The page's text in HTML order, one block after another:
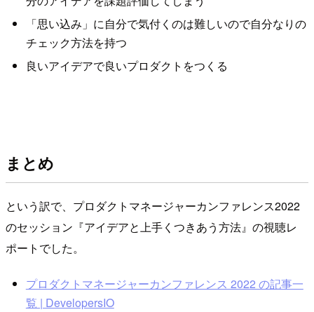
「思い込み」に自分で気付くのは難しいので自分なりの
チェック方法を持つ
良いアイデアで良いプロダクトをつくる
まとめ
という訳で、プロダクトマネージャーカンファレンス2022
のセッション『アイデアと上手くつきあう方法』の視聴レ
ポートでした。
プロダクトマネージャーカンファレンス 2022 の記事一
覧 | DevelopersIO